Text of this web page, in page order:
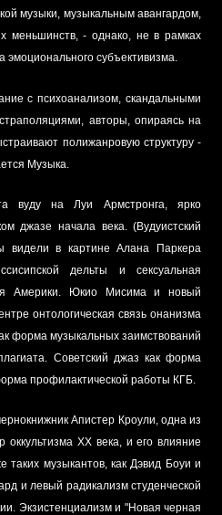
музыки, музыкальным авангардом,
меньшинств, - однако, не в рамках
эмоционального субъективизма.
с психоанализом, скандальными
авторы, опираясь на
полижанровую структуру -
Музыка.
вуду на Луи Армстронга, ярко
джазе начала века. (Вудуистский
видели в картине Алана Паркера
дельты и сексуальная
Америки. Юкио Мисима и новый
онтологическая связь онанизма
форма музыкальных заимствований
Советский джаз как форма
профилактической работы КГБ.
Апистер Кроули, одна из
оккультизма XX века, и его влияние
таких музыкантов, как Дэвид Боуи и
и левый радикализм студенческой
Экзистенциализм и "Новая черная